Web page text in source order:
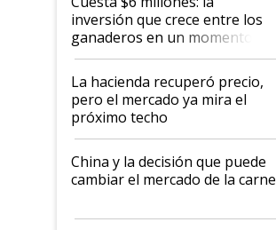
inversión que crece entre los
ganaderos en un momento
histórico para la actividad
La hacienda recuperó precio,
pero el mercado ya mira el
próximo techo
China y la decisión que puede
cambiar el mercado de la carne